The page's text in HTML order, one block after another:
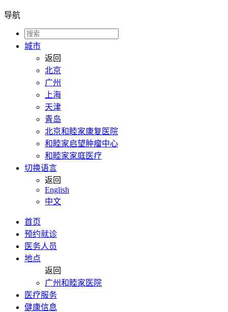
导航
城市
返回
北京
广州
上海
天津
青岛
北京和睦家康复医院
和睦家启望肿瘤中心
和睦家家庭医疗
切换语言
返回
English
中文
首页
预约就诊
医务人员
地点
返回
广州和睦家医院
医疗服务
健康信息